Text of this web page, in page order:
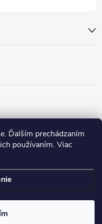
Ďalším prechádzaním
používaním. Viac
cookies